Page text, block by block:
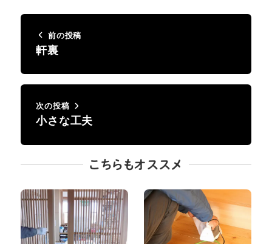
前の投稿
軒裏
次の投稿
小さな工夫
こちらもオススメ